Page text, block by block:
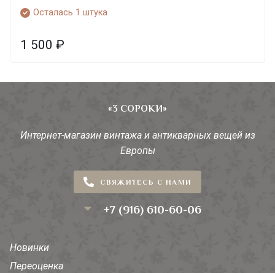
Осталась 1 штука
1 500 ₽
«3 СОРОКИ»
Интернет-магазин винтажа и антикварных вещей из
Европы
СВЯЖИТЕСЬ С НАМИ
+7 (916) 610-60-06
Новинки
Переоценка